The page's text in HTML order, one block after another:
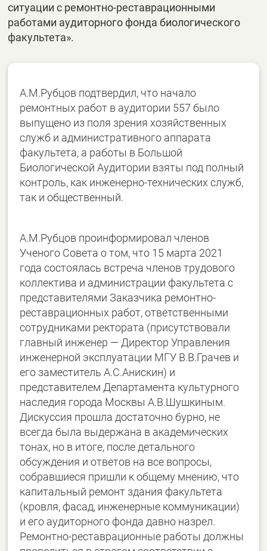
ситуации с ремонтно-реставрационными
работами аудиторного фонда биологического
факультета».
А.М.Рубцов подтвердил, что начало
ремонтных работ в аудитории 557 было
выпущено из поля зрения хозяйственных
служб и административного аппарата
факультета, а работы в Большой
Биологической Аудитории взяты под полный
контроль, как инженерно-технических служб,
так и общественный.
А.М.Рубцов проинформировал членов
Ученого Совета о том, что 15 марта 2021
года состоялась встреча членов трудового
коллектива и администрации факультета с
представителями Заказчика ремонтно-
реставрационных работ, ответственными
сотрудниками ректората (присутствовали
главный инженер — Директор Управления
инженерной эксплуатации МГУ В.В.Грачев и
его заместитель А.С.Анискин) и
представителем Департамента культурного
наследия города Москвы А.В.Шушкиным.
Дискуссия прошла достаточно бурно, не
всегда была выдержана в академических
тонах, но в итоге, после детального
обсуждения и ответов на все вопросы,
собравшиеся пришли к общему мнению, что
капитальный ремонт здания факультета
(кровля, фасад, инженерные коммуникации)
и его аудиторного фонда давно назрел.
Ремонтно-реставрационные работы должны